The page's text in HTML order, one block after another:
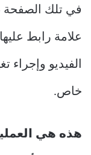
في تلك الصفحة
علامة رابط
الفيديو وإجراء
خاص.